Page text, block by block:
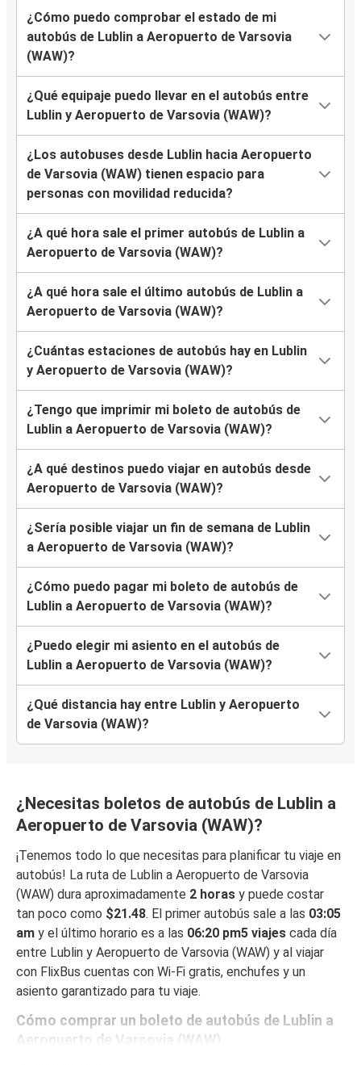
¿Cómo puedo comprobar el estado de mi
autobús de Lublin a Aeropuerto de Varsovia
(WAW)?
¿Qué equipaje puedo llevar en el autobús entre
Lublin y Aeropuerto de Varsovia (WAW)?
¿Los autobuses desde Lublin hacia Aeropuerto
de Varsovia (WAW) tienen espacio para
personas con movilidad reducida?
¿A qué hora sale el primer autobús de Lublin a
Aeropuerto de Varsovia (WAW)?
¿A qué hora sale el último autobús de Lublin a
Aeropuerto de Varsovia (WAW)?
¿Cuántas estaciones de autobús hay en Lublin
y Aeropuerto de Varsovia (WAW)?
¿Tengo que imprimir mi boleto de autobús de
Lublin a Aeropuerto de Varsovia (WAW)?
¿A qué destinos puedo viajar en autobús desde
Aeropuerto de Varsovia (WAW)?
¿Sería posible viajar un fin de semana de Lublin
a Aeropuerto de Varsovia (WAW)?
¿Cómo puedo pagar mi boleto de autobús de
Lublin a Aeropuerto de Varsovia (WAW)?
¿Puedo elegir mi asiento en el autobús de
Lublin a Aeropuerto de Varsovia (WAW)?
¿Qué distancia hay entre Lublin y Aeropuerto
de Varsovia (WAW)?
¿Necesitas boletos de autobús de Lublin a
Aeropuerto de Varsovia (WAW)?
¡Tenemos todo lo que necesitas para planificar tu viaje en
autobús! La ruta de Lublin a Aeropuerto de Varsovia
(WAW) dura aproximadamente 2 horas y puede costar
tan poco como $21.48. El primer autobús sale a las 03:05
am y el último horario es a las 06:20 pm5 viajes cada día
entre Lublin y Aeropuerto de Varsovia (WAW) y al viajar
con FlixBus cuentas con Wi-Fi gratis, enchufes y un
asiento garantizado para tu viaje.
Cómo comprar un boleto de autobús de Lublin a
Aeropuerto de Varsovia (WAW)